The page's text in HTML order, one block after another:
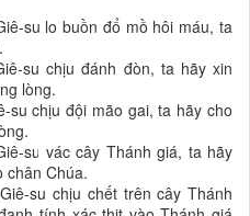
su lo buồn đổ mồ hôi máu, ta
su chịu đánh đòn, ta hãy xin
lòng.
su chịu đội mão gai, ta hãy cho
su vác cây Thánh giá, ta hãy
chân Chúa.
su chịu chết trên cây Thánh